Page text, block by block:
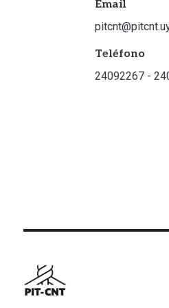
Email
Teléfono
24092267 -